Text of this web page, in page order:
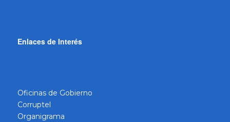
Enlaces de Interés
Oficinas de Gobierno
Corruptel
Organigrama